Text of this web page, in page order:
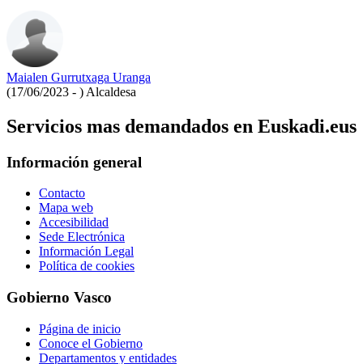
Maialen Gurrutxaga Uranga
(17/06/2023 - ) Alcaldesa
Servicios mas demandados en Euskadi.eus
Información general
Contacto
Mapa web
Accesibilidad
Sede Electrónica
Información Legal
Política de cookies
Gobierno Vasco
Página de inicio
Conoce el Gobierno
Departamentos y entidades